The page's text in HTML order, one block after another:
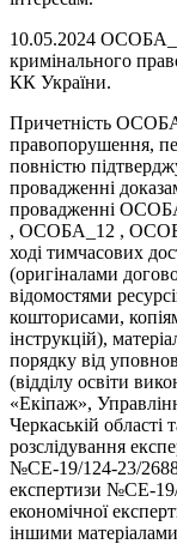
10.05.2024
кримінального
КК України.
Причетність
правопорушення,
повністю
провадженні
провадженні
, ОСОБА_12 ,
ході тимчасових
(оригіналами
відомостями
кошторисами,
інструкцій),
порядку від
(відділу освіти
«Екіпаж»,
Черкаській
розслідування
№СЕ-19/124-23/2688-
експертизи №СЕ-
економічної
іншими